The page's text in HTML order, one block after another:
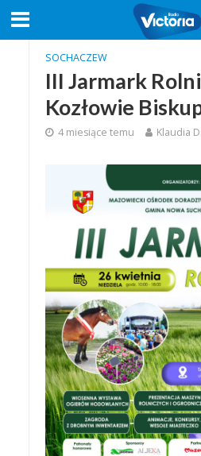
SOCHACZEW
III Jarmark
Kozłowie
4 miesiące temu Klaudia